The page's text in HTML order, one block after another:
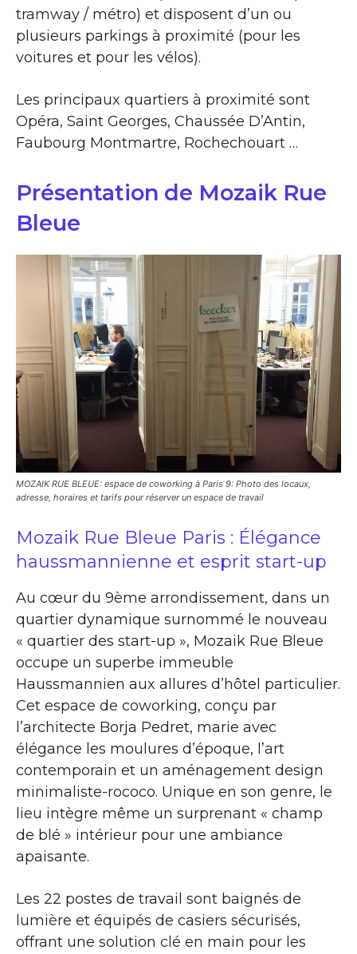
tramway / métro) et disposent d’un ou
plusieurs parkings à proximité (pour les
voitures et pour les vélos).
Les principaux quartiers à proximité sont
Opéra, Saint Georges, Chaussée D’Antin,
Faubourg Montmartre, Rochechouart …
Présentation de Mozaik Rue
Bleue
MOZAIK RUE BLEUE: espace de coworking à Paris 9: Photo des locaux,
adresse, horaires et tarifs pour réserver un espace de travail
Mozaik Rue Bleue Paris : Élégance
haussmannienne et esprit start-up
Au cœur du 9ème arrondissement, dans un
quartier dynamique surnommé le nouveau
« quartier des start-up », Mozaik Rue Bleue
occupe un superbe immeuble
Haussmannien aux allures d’hôtel particulier.
Cet espace de coworking, conçu par
l’architecte Borja Pedret, marie avec
élégance les moulures d’époque, l’art
contemporain et un aménagement design
minimaliste-rococo. Unique en son genre, le
lieu intègre même un surprenant « champ
de blé » intérieur pour une ambiance
apaisante.
Les 22 postes de travail sont baignés de
lumière et équipés de casiers sécurisés,
offrant une solution clé en main pour les